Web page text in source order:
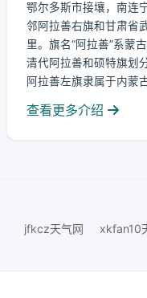
鄂尔多斯市接壤，南连
邻阿拉善右旗和甘肃省
里。旗名“阿拉善”系蒙
清代阿拉善和硕特旗划
阿拉善左旗隶属于内蒙
查看更多介绍
jfkcz天气网
xkfan10